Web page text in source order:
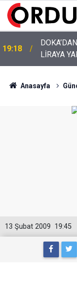
12:46
YENİ
Anasayfa
19:45
13 Şubat 2009